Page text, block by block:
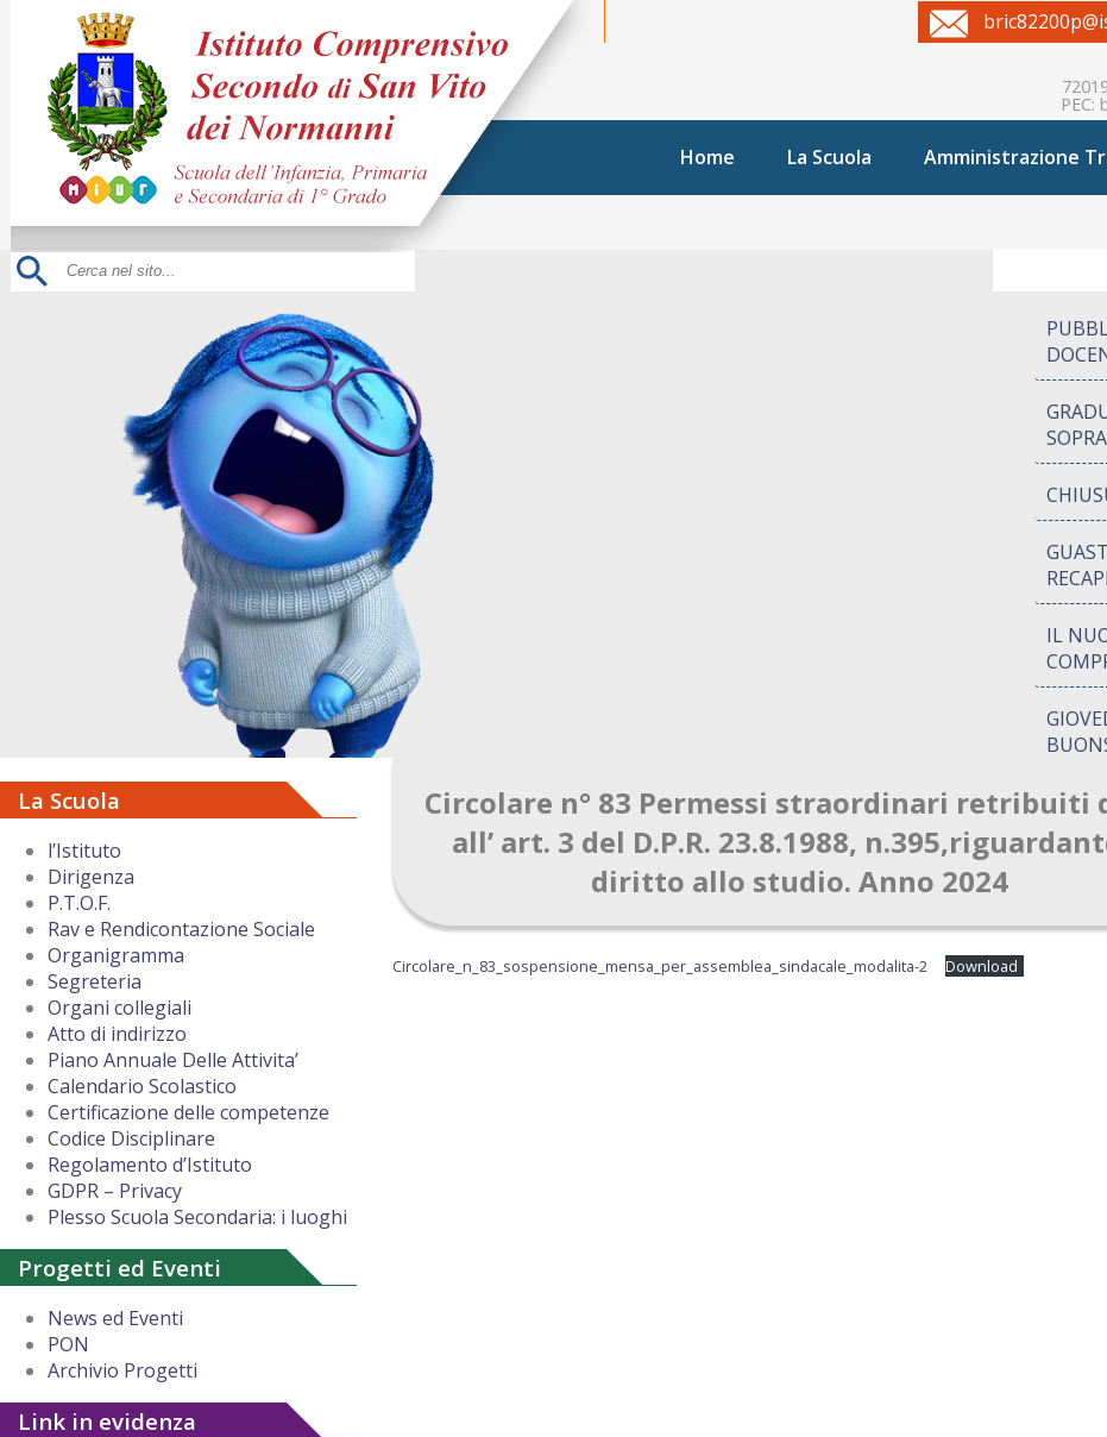
PEC:
Home La Scuola Amministrazione
IL
PON
La Scuola
l’Istituto
Dirigenza
P.T.O.F.
Rav e Rendicontazione Sociale
Organigramma
Segreteria
Organi collegiali
Atto di indirizzo
Piano Annuale Delle Attivita’
Calendario Scolastico
Certificazione delle competenze
Codice Disciplinare
Regolamento d’Istituto
GDPR – Privacy
Plesso Scuola Secondaria: i luoghi
Progetti ed Eventi
News ed Eventi
PON
Archivio Progetti
Link in evidenza
Circolare n° 83 Permessi straordinari retribuiti
all’ art. 3 del D.P.R. 23.8.1988,
diritto allo studio. Anno 2024
Circolare_n_83_sospensione_mensa_per_assemblea_sindacale_modalita-2 Download